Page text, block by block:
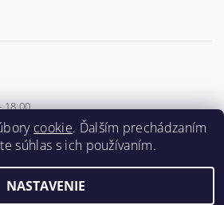
18:00
cookie. Ďalším prechádzaním
súhlas s ich používaním.
NASTAVENIE